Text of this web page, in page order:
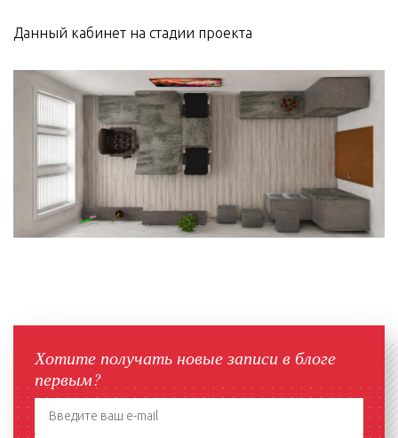
Данный кабинет на стадии проекта
Хотите получать новые записи в блоге
первым?